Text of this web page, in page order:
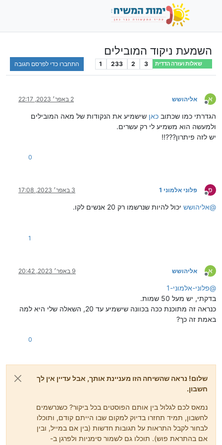
השמעת ניקוד המובילים
שאלות ועזרה הדדית 3
2
233
1 התחברו כדי לפרסם תגובה
א
מנותק
אליהושש 2 באפר׳ 2023, 22:17
הגדרתי כמו שכתוב כאן שישמיע את הנקודות של מאה המובילים
ולמעשה הוא משמיע לי רק עשרים.
יש לזה פיתרון???!!
0
פ
מנותק
פלוני אלמוני 1 3 באפר׳ 2023, 17:08
@אליהושש יכול להיות שנרשמו רק 20 אנשים לקו.
1
א
מנותק
אליהושש 9 באפר׳ 2023, 20:42
@פלוני-אלמוני-1
בדקתי, יש מעל 50 שמות.
כנראה זה מתוכנת ככה בכוונה שישמיע עד 20, השאלה שלי היא למה
באמת זה כך?
0
שלום! נראה שהשיחה הזו מעניינת אותך, אבל עדיין אין לך
חשבון.
נמאס לכם לגלול בין אותם הפוסטים בכל ביקור? כשנרשמים
לחשבון, תמיד תחזרו בדיוק למקום שבו הייתם קודם, ותוכלו
לבחור לקבל התראות על תגובות חדשות (בין אם במייל, ובין
אם בהתראת פוש). תוכלו גם לשמור סימניות ולפרגן ב-